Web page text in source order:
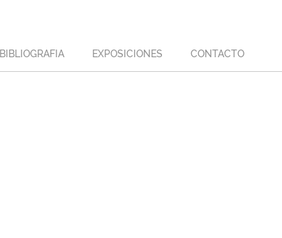
BIBLIOGRAFIA EXPOSICIONES CONTACTO